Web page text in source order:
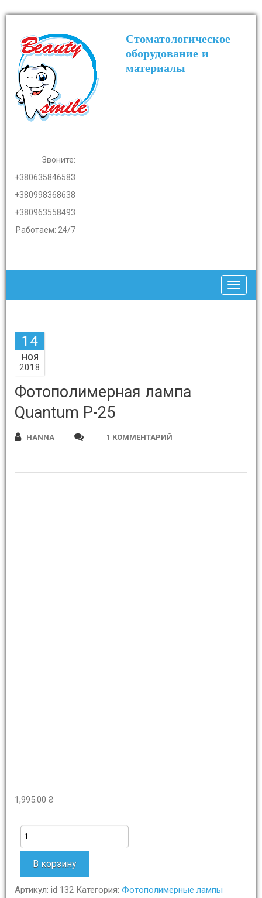
Стоматологическое
оборудование и
материалы
Звоните:
+380635846583
+380998368638
+380963558493
Работаем: 24/7
14
НОЯ
2018
Фотополимерная лампа
Quantum P-25
HANNA 1 КОММЕНТАРИЙ
1,995.00 ₴
Количество
В корзину
Артикул: id 132 Категория: Фотополимерные лампы